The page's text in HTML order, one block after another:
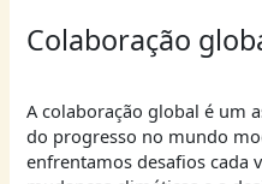
Colaboração
A colaboração global é um
do progresso no mundo
enfrentamos desafios cada